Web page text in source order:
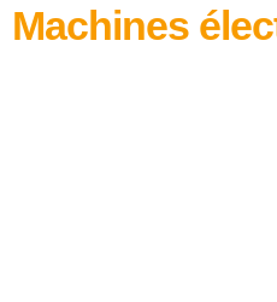
Machines